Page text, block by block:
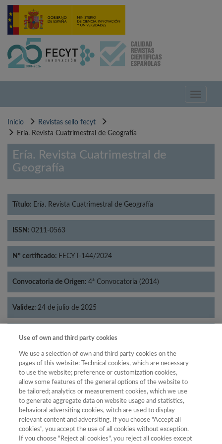
Pasar
contenido
Toggle
Inicio
Revistas sello fecyt
Ería. Revista Cuatrimestral de Geografía
Ería. Revista Cuatrimestral de
Geografía
Título: Ería. Revista Cuatrimestral de Geografía
ISSN: 0211-0563
Nº certificado: FECYT-144/2024
Convocatoria de Origen: 4ª Convocatoria (2014)
Validez: 24 de julio de 2025
Categorías: Geografía
Año
Año Filtrar
Use of own and third party cookies
We use a selection of own and third party cookies on the
pages of this website: Technical cookies, which are necessary
to use the website; preference or customization cookies,
allow some features of the general options of the website to
be tailored; analytics or measurement cookies, which we use
to generate aggregate data on website usage and statistics,
behavioral adversiting cookies, witch are used to display
relevant content and adversiting. If you choose "Accept all
cookies", you accept the use of all cookies without exception.
If you choose "Reject all cookies", you reject all cookies except